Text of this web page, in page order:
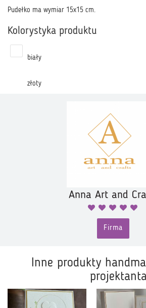
Pudełko ma wymiar 15x15 cm.
Kolorystyka produktu
biały
złoty
Anna Art and
Firma
Inne produkty